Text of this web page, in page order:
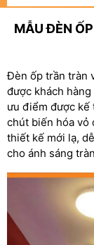
MẪU ĐÈN
Đèn ốp trần tràn
được khách
ưu điểm được kế
chút biến hóa vỏ
thiết kế mới lạ,
cho ánh sáng